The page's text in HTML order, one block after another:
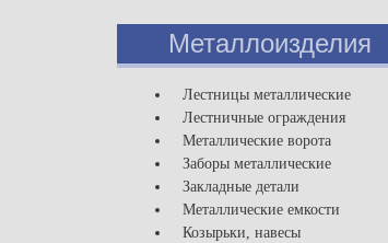
Металлоизделия
Лестницы металлические
Лестничные ограждения
Металлические ворота
Заборы металлические
Закладные детали
Металлические емкости
Козырьки, навесы